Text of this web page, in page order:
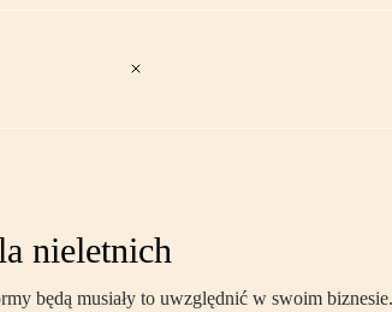
nieletnich
będą musiały to uwzględnić w swoim biznesie.